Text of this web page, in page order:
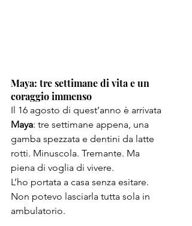
Maya: tre settimane di vita e un
coraggio immenso
Il 16 agosto di quest’anno è arrivata
Maya: tre settimane appena, una
gamba spezzata e dentini da latte
rotti. Minuscola. Tremante. Ma
piena di voglia di vivere.
L’ho portata a casa senza esitare.
Non potevo lasciarla tutta sola in
ambulatorio.